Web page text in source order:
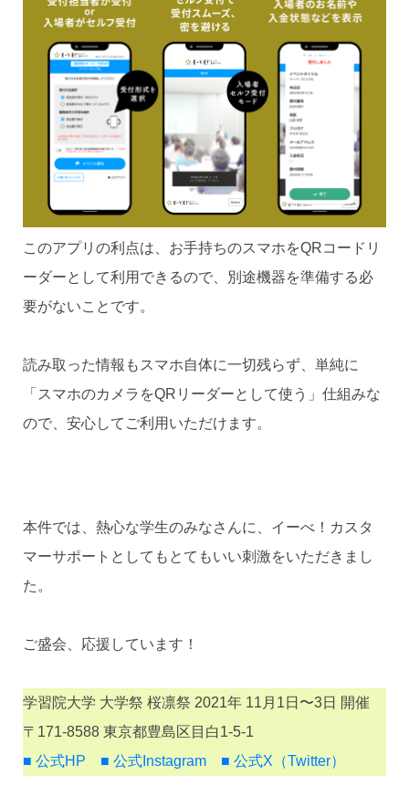
このアプリの利点は、お手持ちのスマホをQRコードリ
ーダーとして利用できるので、別途機器を準備する必
要がないことです。
読み取った情報もスマホ自体に一切残らず、単純に
「スマホのカメラをQRリーダーとして使う」仕組みな
ので、安心してご利用いただけます。
本件では、熱心な学生のみなさんに、イーべ！カスタ
マーサポートとしてもとてもいい刺激をいただきまし
た。
ご盛会、応援しています！
学習院大学 大学祭 桜凛祭 2021年 11月1日〜3日 開催
〒171-8588 東京都豊島区目白1-5-1
■ 公式HP
■ 公式Instagram ■ 公式X（Twitter）